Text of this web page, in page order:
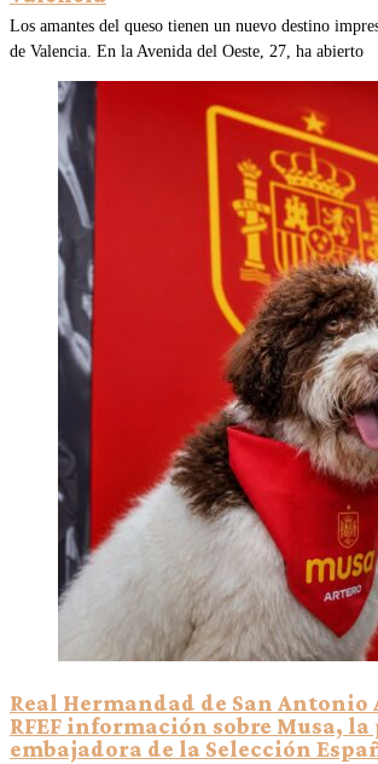
Los amantes del queso tienen un nuevo destino
de Valencia. En la Avenida del Oeste, 27, ha abierto
Real Hermandad de San Antonio
RFEF información sobre Musa, la
embajadora de la Selección